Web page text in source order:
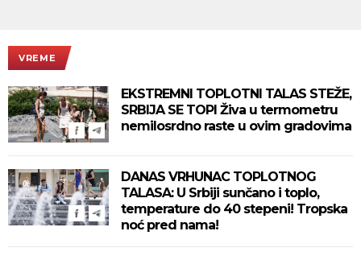
VREME
EKSTREMNI TOPLOTNI TALAS STEŽE,
SRBIJA SE TOPI Živa u termometru
nemilosrdno raste u ovim gradovima
DANAS VRHUNAC TOPLOTNOG
TALASA: U Srbiji sunčano i toplo,
temperature do 40 stepeni! Tropska
noć pred nama!